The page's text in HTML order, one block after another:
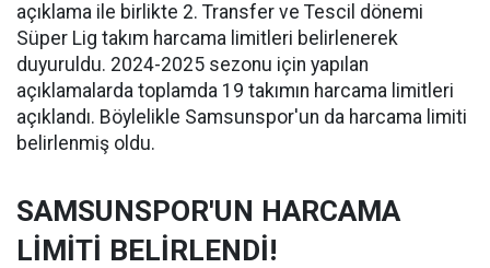
açıklama ile birlikte 2. Transfer ve Tescil dönemi
Süper Lig takım harcama limitleri belirlenerek
duyuruldu. 2024-2025 sezonu için yapılan
açıklamalarda toplamda 19 takımın harcama limitleri
açıklandı. Böylelikle Samsunspor'un da harcama limiti
belirlenmiş oldu.
SAMSUNSPOR'UN HARCAMA
LİMİTİ BELİRLENDİ!